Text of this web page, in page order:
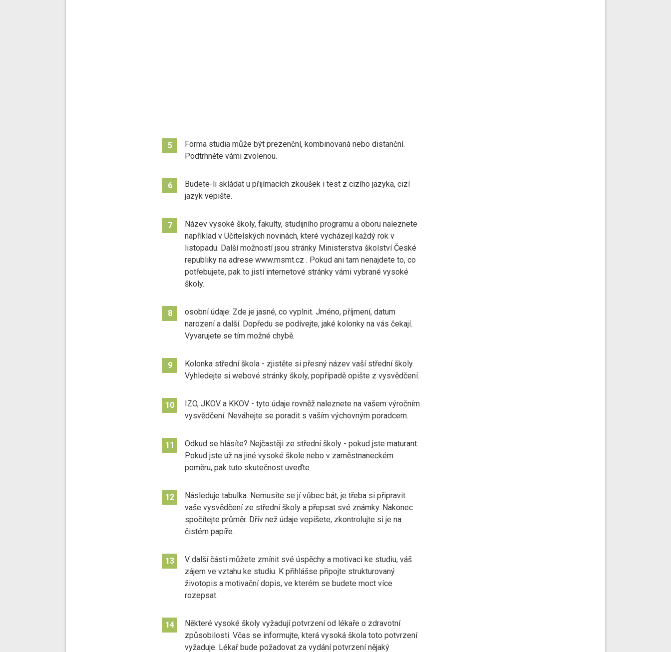
5
Forma studia může být prezenční, kombinovaná nebo distanční.
Podtrhněte vámi zvolenou.
6
Budete-li skládat u přijímacích zkoušek i test z cizího jazyka, cizí
jazyk vepište.
7
Název vysoké školy, fakulty, studijního programu a oboru naleznete
například v Učitelských novinách, které vycházejí každý rok v
listopadu. Další možností jsou stránky Ministerstva školství České
republiky na adrese www.msmt.cz . Pokud ani tam nenajdete to, co
potřebujete, pak to jistí internetové stránky vámi vybrané vysoké
školy.
8
osobní údaje: Zde je jasné, co vyplnit. Jméno, příjmení, datum
narození a další. Dopředu se podívejte, jaké kolonky na vás čekají.
Vyvarujete se tím možné chybě.
9
Kolonka střední škola - zjistěte si přesný název vaší střední školy.
Vyhledejte si webové stránky školy, popřípadě opište z vysvědčení.
10
IZO, JKOV a KKOV - tyto údaje rovněž naleznete na vašem výročním
vysvědčení. Neváhejte se poradit s vaším výchovným poradcem.
11
Odkud se hlásíte? Nejčastěji ze střední školy - pokud jste maturant.
Pokud jste už na jiné vysoké škole nebo v zaměstnaneckém
poměru, pak tuto skutečnost uveďte.
12
Následuje tabulka. Nemusíte se jí vůbec bát, je třeba si připravit
vaše vysvědčení ze střední školy a přepsat své známky. Nakonec
spočítejte průměr. Dřív než údaje vepíšete, zkontrolujte si je na
čistém papíře.
13
V další části můžete zmínit své úspěchy a motivaci ke studiu, váš
zájem ve vztahu ke studiu. K přihlášse připojte strukturovaný
životopis a motivační dopis, ve kterém se budete moct více
rozepsat.
14
Některé vysoké školy vyžadují potvrzení od lékaře o zdravotní
způsobilosti. Včas se informujte, která vysoká škola toto potvrzení
vyžaduje. Lékař bude požadovat za vydání potvrzení nějaký